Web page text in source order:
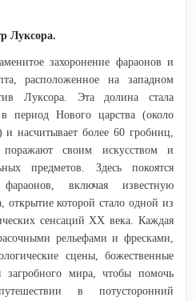
Луксора.
захоронение фараонов и
расположенное на западном
Луксора. Эта долина стала
период Нового царства (около
насчитывает более 60 гробниц,
своим искусством и
предметов. Здесь покоятся
включая известную
открытие которой стало одной из
сенсаций XX века. Каждая
рельефами и фресками,
сцены, божественные
загробного мира, чтобы помочь
в потусторонний